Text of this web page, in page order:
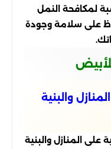
لمكافحة النمل
على سلامة وجودة
والبنية
المنازل والبنية